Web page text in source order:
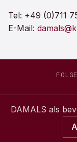
Tel: +49 (0)711
E-Mail:
DAMALS als